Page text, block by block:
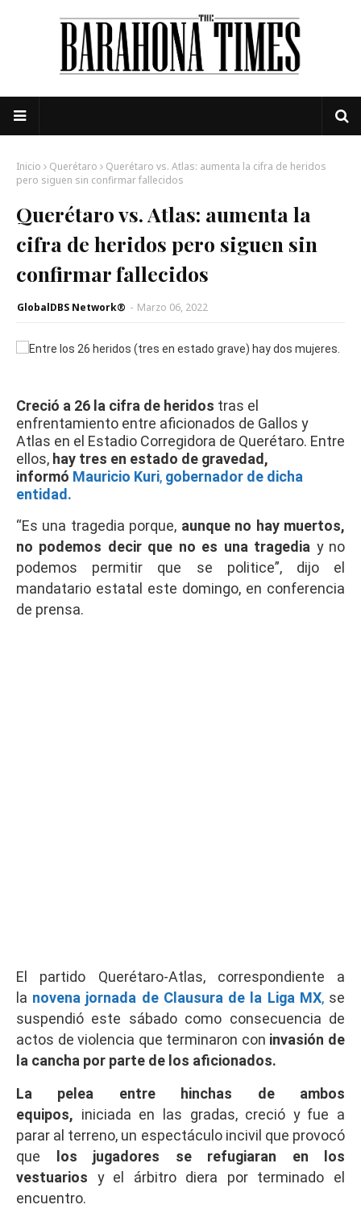
Inicio Querétaro
Querétaro vs. Atlas: aumenta la cifra de heridos
pero siguen sin confirmar fallecidos
Querétaro vs. Atlas: aumenta la
cifra de heridos pero siguen sin
confirmar fallecidos
GlobalDBS Network® - Marzo 06, 2022
Creció a 26 la cifra de heridos tras el
enfrentamiento entre aficionados de Gallos y
Atlas en el Estadio Corregidora de Querétaro. Entre
ellos, hay tres en estado de gravedad,
informó Mauricio Kuri, gobernador de dicha
entidad.
“Es una tragedia porque, aunque no hay muertos,
no podemos decir que no es una tragedia y no
podemos permitir que se politice”, dijo el
mandatario estatal este domingo, en conferencia
de prensa.
El partido Querétaro-Atlas, correspondiente a
la novena jornada de Clausura de la Liga MX,se
suspendió este sábado como consecuencia de
actos de violencia que terminaron con invasión de
la cancha por parte de los aficionados.
La pelea entre hinchas de ambos
equipos, iniciada en las gradas, creció y fue a
parar al terreno, un espectáculo incivil que provocó
que los jugadores se refugiaran en los
vestuarios y el árbitro diera por terminado el
encuentro.